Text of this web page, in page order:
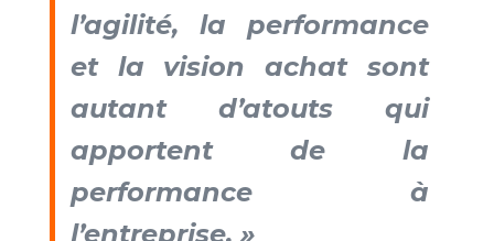
l’agilité, la performance
et la vision achat sont
autant d’atouts qui
apportent de la
performance à
l’entreprise. »